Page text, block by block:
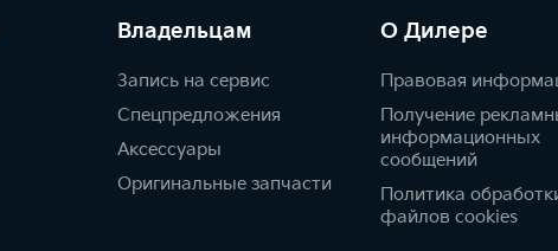
Владельцам
Запись на сервис
Спецпредложения
Аксессуары
Оригинальные запчасти
О Дилере
Правовая
Получение
информационных
сообщений
Политика
файлов cookies